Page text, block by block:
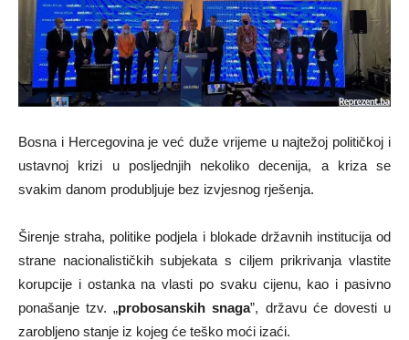
Bosna i Hercegovina je već duže vrijeme u najtežoj političkoj i
ustavnoj krizi u posljednjih nekoliko decenija, a kriza se
svakim danom produbljuje bez izvjesnog rješenja.
Širenje straha, politike podjela i blokade državnih institucija od
strane nacionalističkih subjekata s ciljem prikrivanja vlastite
korupcije i ostanka na vlasti po svaku cijenu, kao i pasivno
ponašanje tzv. „probosanskih snaga”, državu će dovesti u
zarobljeno stanje iz kojeg će teško moći izaći.